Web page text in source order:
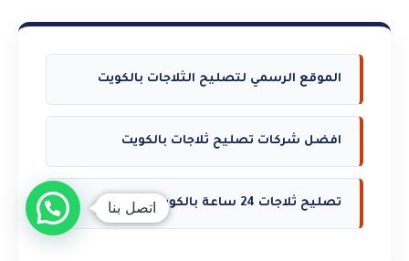
الموقع الرسمي لتصليح الثلاجات بالكويت
افضل شركات تصليح ثلاجات بالكويت
تصليح ثلاجات 24 ساعة بالكويت اتصل بنا